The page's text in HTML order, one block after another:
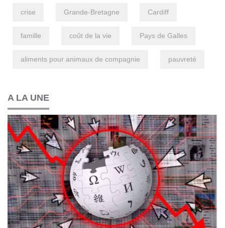
crise Grande-Bretagne Cardiff
famille coût de la vie Pays de Galles
aliments pour animaux de compagnie pauvreté
A LA UNE